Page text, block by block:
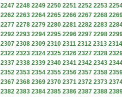
2247 2248 2249 2250 2251 2252 2253
2262 2263 2264 2265 2266 2267 2268
2277 2278 2279 2280 2281 2282 2283
2292 2293 2294 2295 2296 2297 2298
2307 2308 2309 2310 2311 2312 2313 2314
2322 2323 2324 2325 2326 2327 2328
2337 2338 2339 2340 2341 2342 2343
2352 2353 2354 2355 2356 2357 2358
2367 2368 2369 2370 2371 2372 2373
2382 2383 2384 2385 2386 2387 2388